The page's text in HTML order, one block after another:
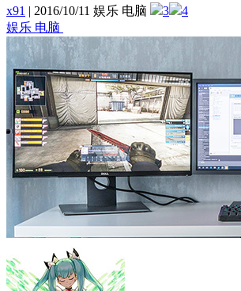
x91 | 2016/10/11 娱乐 电脑 3
4
娱乐 电脑